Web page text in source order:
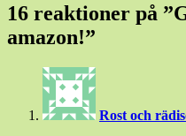
16 reaktioner på ”
amazon!”
Rost och